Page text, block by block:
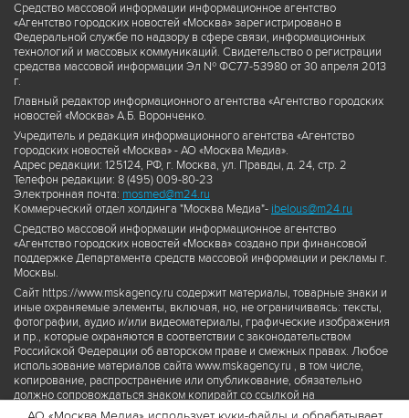
Средство массовой информации информационное агентство
«Агентство городских новостей «Москва» зарегистрировано в
Федеральной службе по надзору в сфере связи, информационных
технологий и массовых коммуникаций. Свидетельство о регистрации
средства массовой информации Эл № ФС77-53980 от 30 апреля 2013
г.
Главный редактор информационного агентства «Агентство городских
новостей «Москва» А.Б. Воронченко.
Учредитель и редакция информационного агентства «Агентство
городских новостей «Москва» - АО «Москва Медиа».
Адрес редакции: 125124, РФ, г. Москва, ул. Правды, д. 24, стр. 2
Телефон редакции: 8 (495) 009-80-23
Электронная почта: mosmed@m24.ru
Коммерческий отдел холдинга "Москва Медиа"- ibelous@m24.ru
Средство массовой информации информационное агентство
«Агентство городских новостей «Москва» создано при финансовой
поддержке Департамента средств массовой информации и рекламы г.
Москвы.
Сайт https://www.mskagency.ru содержит материалы, товарные знаки и
иные охраняемые элементы, включая, но, не ограничиваясь: тексты,
фотографии, аудио и/или видеоматериалы, графические изображения
и пр., которые охраняются в соответствии с законодательством
Российской Федерации об авторском праве и смежных правах. Любое
использование материалов сайта www.mskagency.ru , в том числе,
копирование, распространение или опубликование, обязательно
должно сопровождаться знаком копирайт со ссылкой на
правообладателя © АО «Москва Медиа», а также гиперссылкой на сайт